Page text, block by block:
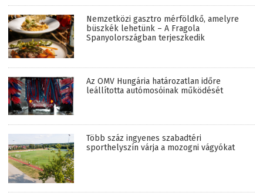
Nemzetközi gasztro mérföldkő, amelyre
büszkék lehetünk – A Fragola
Spanyolországban terjeszkedik
Az OMV Hungária határozatlan időre
leállította autómosóinak működését
Több száz ingyenes szabadtéri
sporthelyszín várja a mozogni vágyókat